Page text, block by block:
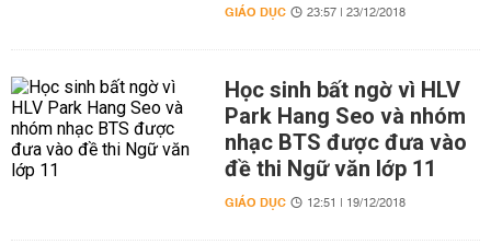
GIÁO DỤC 23:57 | 23/12/2018
Học sinh bất ngờ vì HLV
Park Hang Seo và nhóm
nhạc BTS được đưa vào
đề thi Ngữ văn lớp 11
GIÁO DỤC 12:51 | 19/12/2018